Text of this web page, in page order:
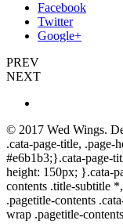
Facebook
Twitter
Google+
PREV
NEXT
© 2017 Wed Wings.
.cata-page-title, .page-
#e6b1b3;}.cata-page-
height: 150px; }.cata-
contents .title-subtitle
.pagetitle-contents
wrap .pagetitle-